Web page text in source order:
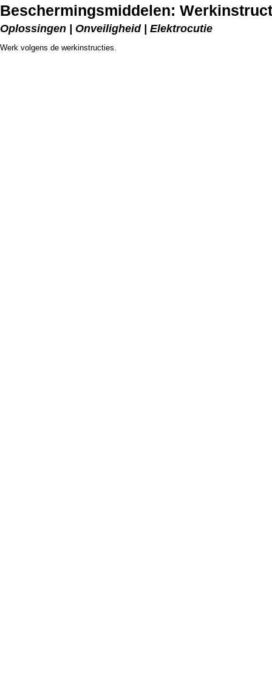
Beschermingsmiddelen:
Oplossingen | Onveiligheid | Elektrocutie
Werk volgens de werkinstructies.